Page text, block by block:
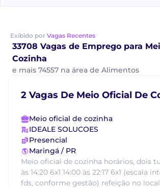
Exibido por Vagas Recentes
33708 Vagas de Emprego para
Cozinha
e mais 74557 na área de Alimentos
2 Vagas De Meio Oficial De
Meio oficial de cozinha
IDEALE SOLUCOES
Presencial
Maringá / PR
Meio oficial de cozinha horários, dois
às 14:20 6x1 14:00 às 22:17 6x1 (escala
fds, conforme gestão) refeição no